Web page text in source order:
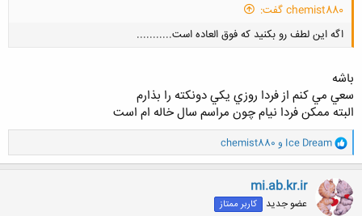
chemist880 گفت:
اگه این لطف رو بکنید که فوق العاده است...........
کلیک کنید تا باز شود...
باشه
سعي مي كنم از فردا روزي يكي دونكته را بذارم
البته ممكن فردا نيام چون مراسم سال خاله ام است
و
ا
ک
ن
ش
ه
Ice Dream و chemist880
mi.ab.kr.ir
عضو جدید کاربر ممتاز